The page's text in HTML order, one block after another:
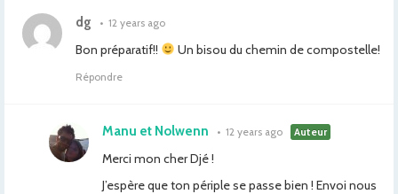
dg • 12 years ago
Bon préparatif!! Un bisou du chemin de compostelle!
Répondre
Manu et Nolwenn • 12 years ago Auteur
Merci mon cher Djé !
J’espère que ton périple se passe bien ! Envoi nous